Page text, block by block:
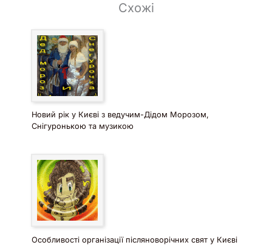
Схожі
Новий рік у Києві з ведучим-Дідом Морозом,
Снігуронькою та музикою
Особливості організації післяноворічних свят у Києві